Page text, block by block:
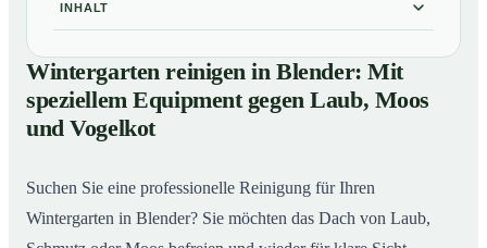
INHALT
Wintergarten reinigen in Blender: Mit speziellem
Equipment gegen Laub, Moos und Vogelkot
02 So läuft eine professionelle Reinigung eines
Wintergarten in Blender ab
Wintergarten reinigen in Blender: Mit
speziellem Equipment gegen Laub, Moos
und Vogelkot
Suchen Sie eine professionelle Reinigung für Ihren
Wintergarten in Blender? Sie möchten das Dach von Laub,